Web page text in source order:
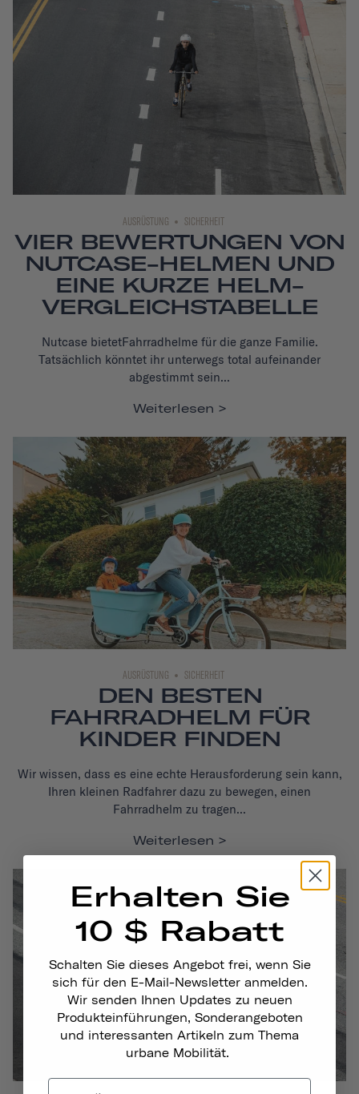
AUSRÜSTUNG SICHERHEIT
VIER BEWERTUNGEN VON
NUTCASE-HELMEN UND
EINE KURZE HELM-
VERGLEICHSTABELLE
Nutcase bietetFahrradhelmefür die ganze Familie.
Tatsächlich könntet ihr unterwegs total aufeinander
abgestimmt sein...
Weiterlesen
AUSRÜSTUNG SICHERHEIT
DEN BESTEN
FAHRRADHELM FÜR
KINDER FINDEN
Wir wissen, dass es eine echte Herausforderung sein kann,
Ihren kleinen Radfahrer dazu zu bewegen, einen
Fahrradhelm zu tragen...
Weiterlesen
Erhalten Sie
10 $ Rabatt
Schalten Sie dieses Angebot frei, wenn Sie
sich für den E-Mail-Newsletter anmelden.
Wir senden Ihnen Updates zu neuen
Produkteinführungen, Sonderangeboten
und interessanten Artikeln zum Thema
urbane Mobilität.